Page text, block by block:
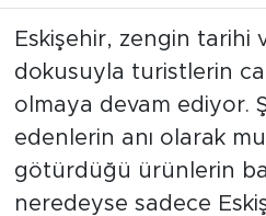
Eskişehir, zengin tarihi
dokusuyla turistlerin
olmaya devam ediyor.
edenlerin anı olarak
götürdüğü ürünlerin
neredeyse sadece